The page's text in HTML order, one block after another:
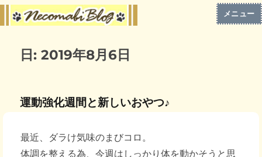
メニュー
日:2019年8月6日
運動強化週間と新しいおやつ♪
最近、ダラけ気味のまびコロ。
体調を整える為、今週はしっかり体を動かそうと思